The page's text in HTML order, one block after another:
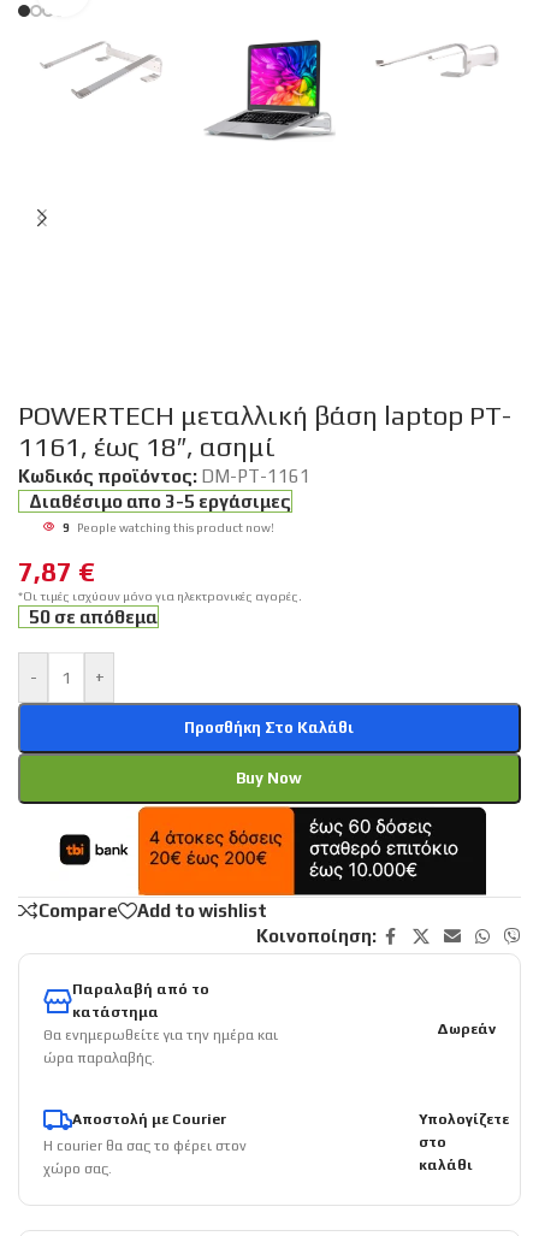
POWERTECH μεταλλική βάση laptop PT-
1161, έως 18″, ασημί
Κωδικός προϊόντος: DM-PT-1161
Διαθέσιμο απο 3-5 εργάσιμες
9 People watching this product now!
7,87 €
*Οι τιμές ισχύουν μόνο για ηλεκτρονικές αγορές.
50 σε απόθεμα
- +
Προσθήκη Στο Καλάθι
Buy Now
Compare
Add to wishlist
Κοινοποίηση:
Παραλαβή από το
κατάστημα
Θα ενημερωθείτε για την ημέρα και
ώρα παραλαβής.
Δωρεάν
Αποστολή με Courier
Η courier θα σας το φέρει στον
χώρο σας.
Υπολογίζετε
στο
καλάθι